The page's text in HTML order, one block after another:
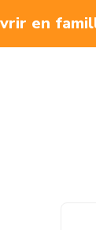
en